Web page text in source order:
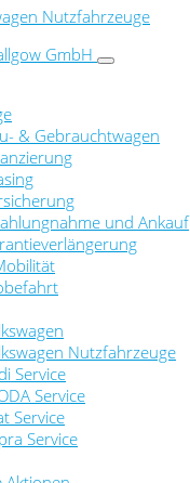
& Gebrauchtwagen
und Ankauf
Nutzfahrzeuge
Service
Service
Service
Service